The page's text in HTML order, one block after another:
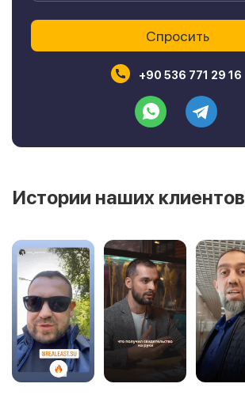
+90 536 771 29 16
Истории наших клиентов